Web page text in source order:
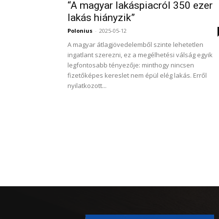
“A magyar lakáspiacról 350 ezer
lakás hiányzik”
Polonius - 2025-05-12
A magyar átlagjövedelemből szinte lehetetlen
ingatlant szerezni, ez a megélhetési válság egyik
legfontosabb tényezője: minthogy nincsen
fizetőképes kereslet nem épül elég lakás. Erről
nyilatkozott...